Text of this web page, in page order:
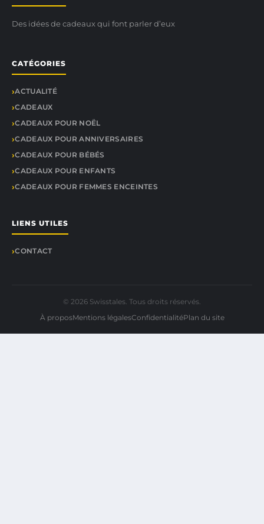
Des idées de cadeaux qui font parler d’eux
CATÉGORIES
ACTUALITÉ
CADEAUX
CADEAUX POUR NOËL
CADEAUX POUR ANNIVERSAIRES
CADEAUX POUR BÉBÉS
CADEAUX POUR ENFANTS
CADEAUX POUR FEMMES ENCEINTES
LIENS UTILES
CONTACT
© 2026 Swisstales. Tous droits réservés.
À proposMentions légalesConfidentialitéPlan du site